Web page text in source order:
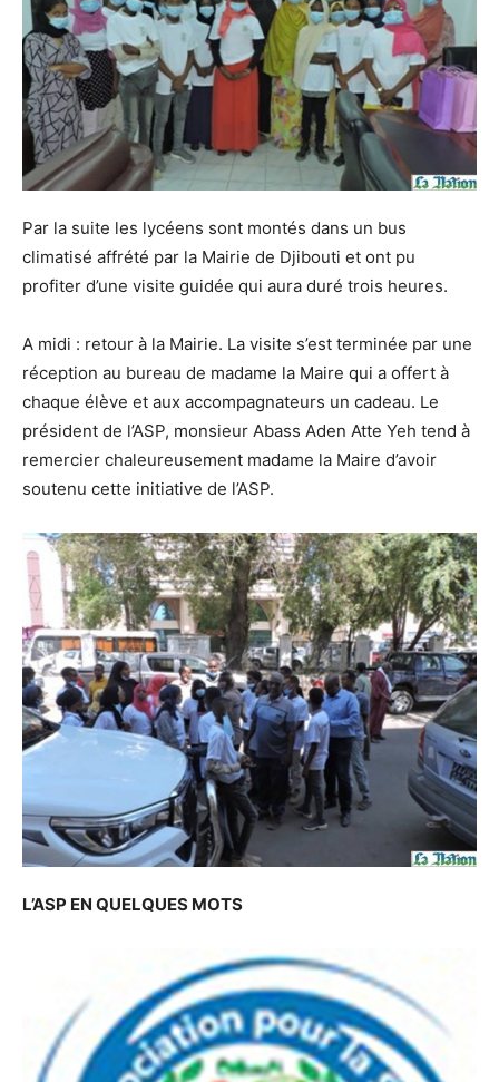
Par la suite les lycéens sont montés dans un bus
climatisé affrété par la Mairie de Djibouti et ont pu
profiter d’une visite guidée qui aura duré trois heures.
A midi : retour à la Mairie. La visite s’est terminée par une
réception au bureau de madame la Maire qui a offert à
chaque élève et aux accompagnateurs un cadeau. Le
président de l’ASP, monsieur Abass Aden Atte Yeh tend à
remercier chaleureusement madame la Maire d’avoir
soutenu cette initiative de l’ASP.
L’ASP EN QUELQUES MOTS